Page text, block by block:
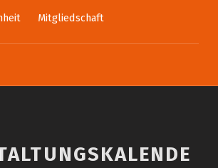
Mitgliedschaft